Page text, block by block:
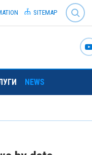
SEARCH
SITEMAP
NEWS